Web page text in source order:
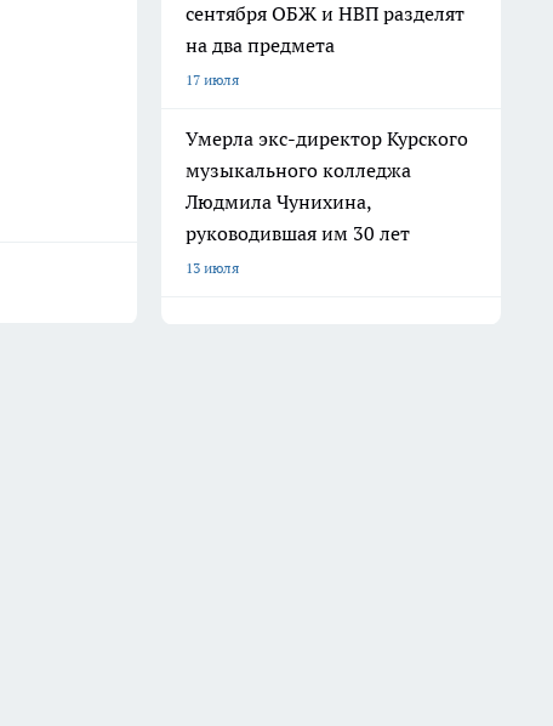
сентября ОБЖ и НВП разделят
на два предмета
17 июля
Умерла экс-директор Курского
музыкального колледжа
Людмила Чунихина,
руководившая им 30 лет
13 июля